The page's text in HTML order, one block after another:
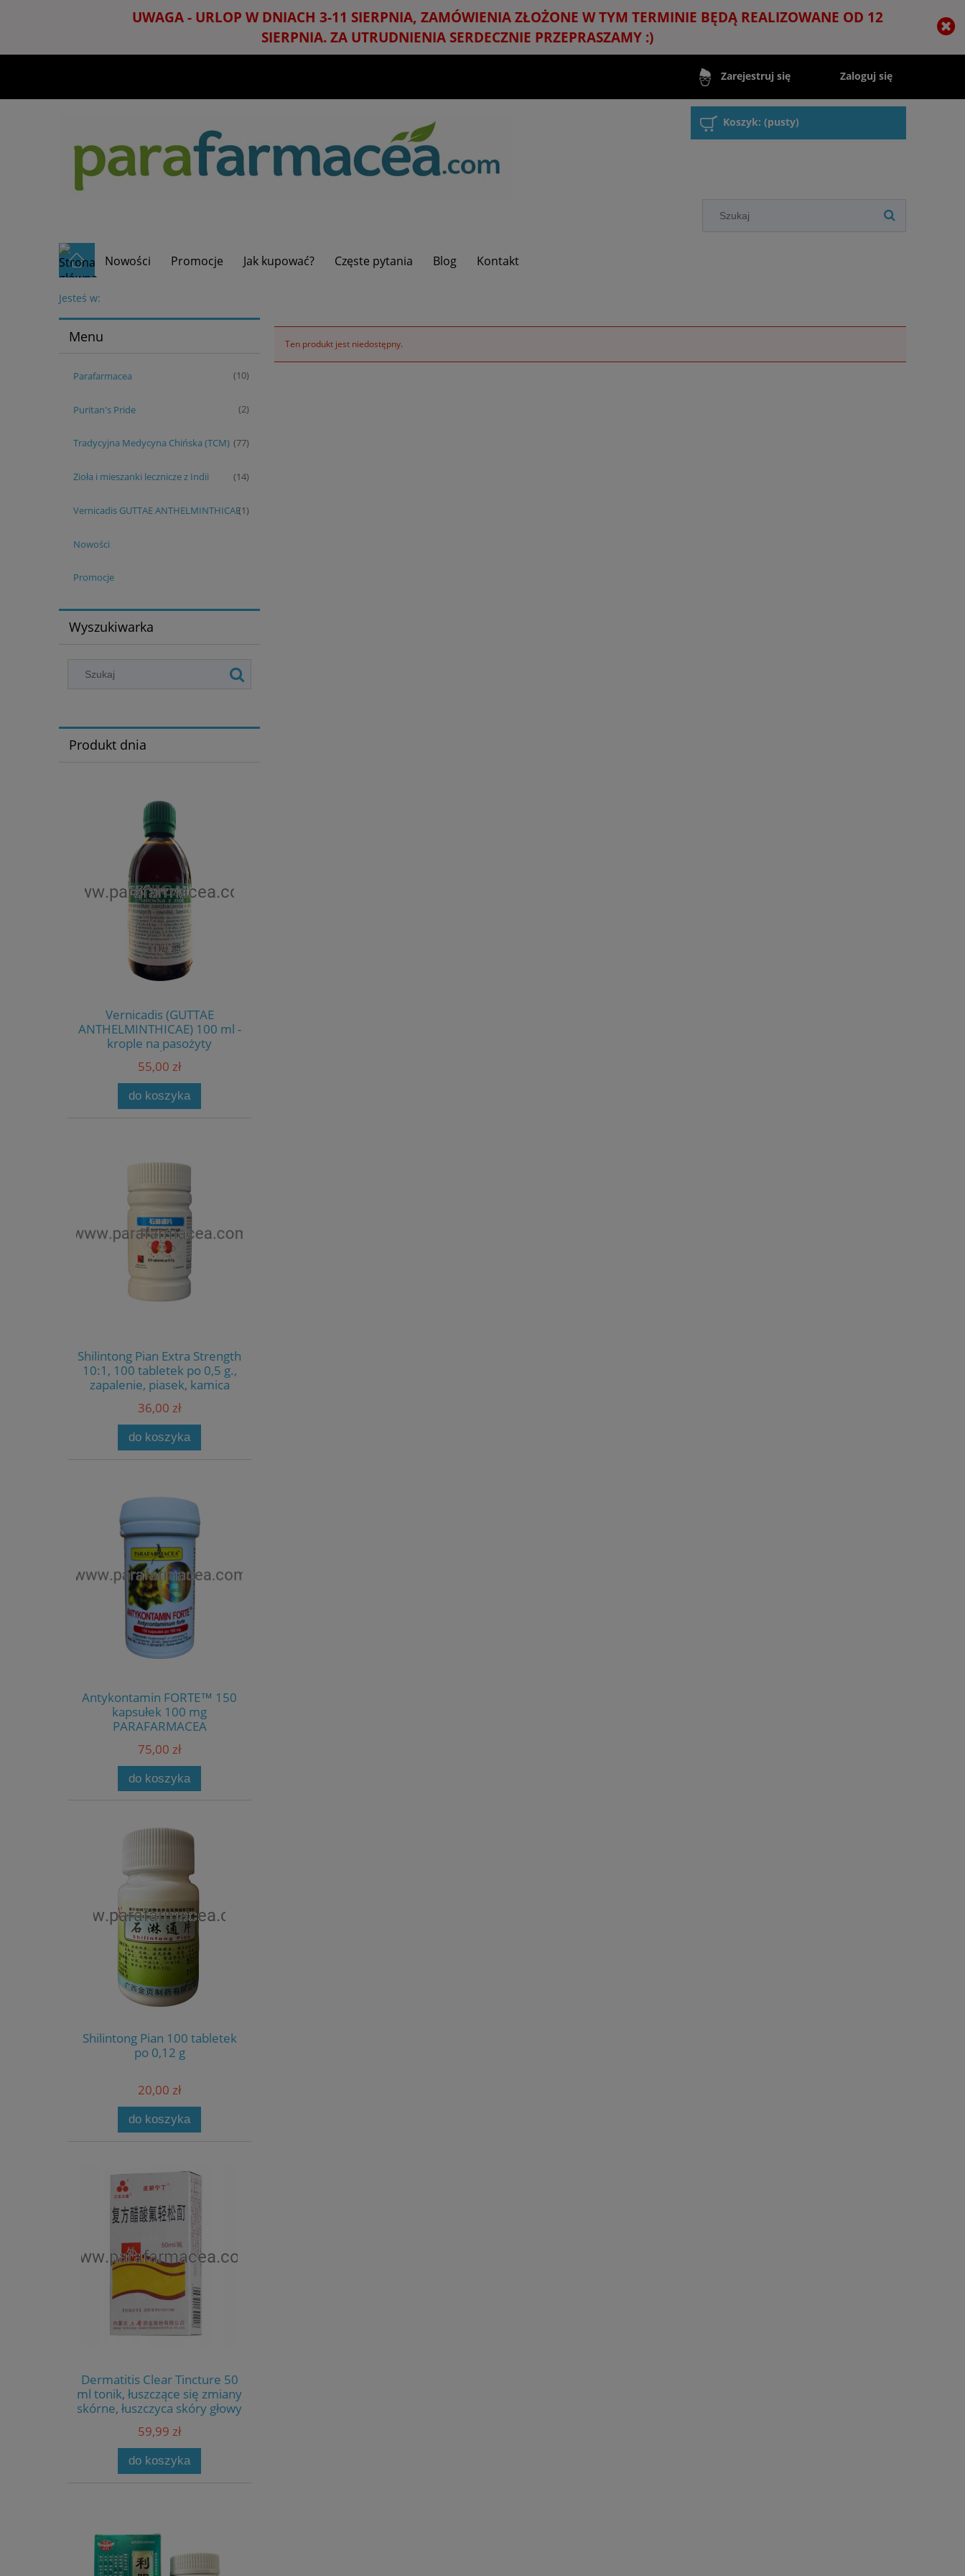
UWAGA - URLOP W DNIACH 3-11 SIERPNIA, ZAMÓWIENIA ZŁOŻONE W TYM TERMINIE BĘDĄ REALIZOWANE OD 12
SIERPNIA. ZA UTRUDNIENIA SERDECZNIE PRZEPRASZAMY :)
Zarejestruj się Zaloguj się
Koszyk: (pusty)
Nowości Promocje Jak kupować? Częste pytania Blog Kontakt
Jesteś w:
Menu
Parafarmacea (10)
Puritan's Pride (2)
Tradycyjna Medycyna Chińska (TCM) (77)
Zioła i mieszanki lecznicze z Indii (14)
Vernicadis GUTTAE ANTHELMINTHICAE(1)
Nowości
Promocje
Wyszukiwarka
Produkt dnia
Vernicadis (GUTTAE
ANTHELMINTHICAE) 100 ml -
krople na pasożyty
01.PAŹ.2026
55,00 zł
do koszyka
Shilintong Pian Extra Strength
10:1, 100 tabletek po 0,5 g.,
zapalenie, piasek, kamica
układu moczowego,
żółciowego
36,00 zł
do koszyka
Antykontamin FORTE™ 150
kapsułek 100 mg
PARAFARMACEA
75,00 zł
do koszyka
Shilintong Pian 100 tabletek
po 0,12 g
20,00 zł
do koszyka
Dermatitis Clear Tincture 50
ml tonik, łuszczące się zmiany
skórne, łuszczyca skóry głowy
59,99 zł
do koszyka
Ten produkt jest niedostępny.